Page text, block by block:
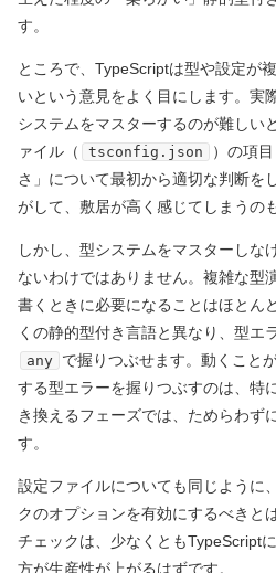
す。
ところで、TypeScriptは型や設定が
いという意見をよく目にします。実
システムをマスターするのが難しい
ァイル（
tsconfig.json
）の項
さ」について最初から適切な判断を
がして、敷居が高く感じてしまうの
しかし、型システムをマスターしな
ないわけではありません。複雑な型
書くときに必要になることはほとん
くの静的型付き言語と異なり、型エ
any で握りつぶせます。動くこと
する型エラーを握りつぶすのは、特
き換えるフェーズでは、ためらわず
す。
設定ファイルについても同じように
クのオプションを有効にするべきと
チェックは、少なくともTypeScript
方が生産性が上がるはずです。